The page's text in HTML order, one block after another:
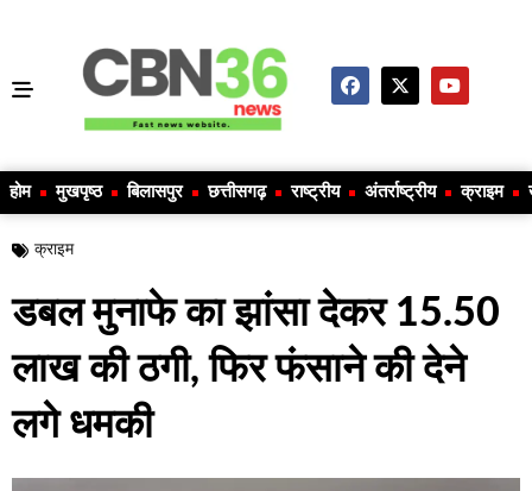
होम मुखपृष्ठ बिलासपुर छत्तीसगढ़ राष्ट्रीय अंतर्राष्ट्रीय क्राइम
क्राइम
डबल मुनाफे का झांसा देकर 15.50
लाख की ठगी, फिर फंसाने की देने
लगे धमकी